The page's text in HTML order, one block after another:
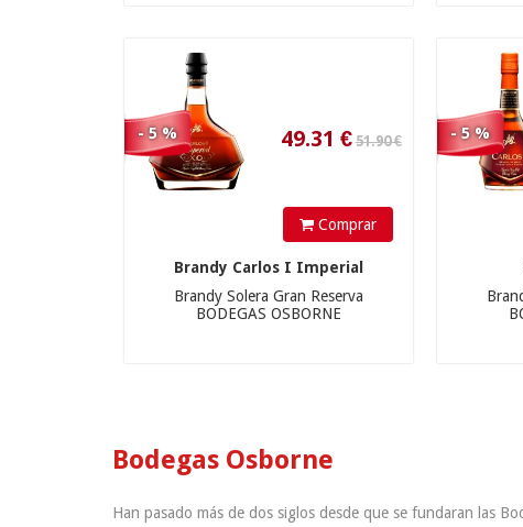
- 5 %
Comprar
Brandy Carlos I Imperial
Brandy Solera Gran Reserva
BODEGAS OSBORNE
- 5 %
Bodegas Osborne
Han pasado más de dos siglos desde que se fundaran las